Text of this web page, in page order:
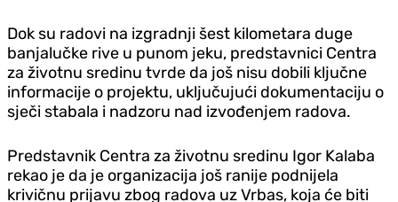
Dok su radovi na izgradnji šest kilometara duge
banjalučke rive u punom jeku, predstavnici Centra
za životnu sredinu tvrde da još nisu dobili ključne
informacije o projektu, uključujući dokumentaciju o
sječi stabala i nadzoru nad izvođenjem radova.
Predstavnik Centra za životnu sredinu Igor Kalaba
rekao je da je organizacija još ranije podnijela
krivičnu prijavu zbog radova uz Vrbas, koja će biti